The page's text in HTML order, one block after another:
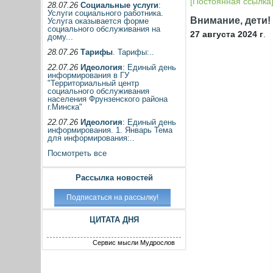
28.07.26 Социальные услуги:
Услуги социального работника.
Услуга оказывается форме
социального обслуживания на
дому...
28.07.26 Тарифы. Тарифы:..
22.07.26 Идеология: Единый день
информирования в ГУ
"Территориальный центр
социального обслуживания
населения Фрунзенского района
г.Минска"
22.07.26 Идеология: Единый день
информирования. 1. Январь Тема
для информирования:..
Посмотреть все
Рассылка новостей
ЦИТАТА ДНЯ
Сервис мысли Мудрослов
Внимание, дети!
27 августа 2024 г